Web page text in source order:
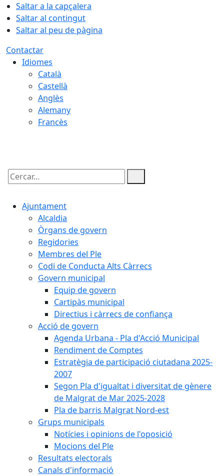
Saltar a la capçalera
Saltar al contingut
Saltar al peu de pàgina
Contactar
Idiomes
Català
Castellà
Anglès
Alemany
Francès
Cercar:
Ajuntament
Alcaldia
Òrgans de govern
Regidories
Membres del Ple
Codi de Conducta Alts Càrrecs
Govern municipal
Equip de govern
Cartipàs municipal
Directius i càrrecs de confiança
Acció de govern
Agenda Urbana - Pla d'Acció Municipal
Rendiment de Comptes
Estratègia de participació ciutadana 2025-
2007
Segon Pla d'igualtat i diversitat de gènere
de Malgrat de Mar 2025-2028
Pla de barris Malgrat Nord-est
Grups municipals
Notícies i opinions de l'oposició
Mocions del Ple
Resultats electorals
Canals d'informació